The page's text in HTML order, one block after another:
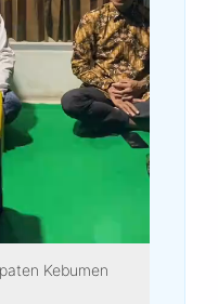
Kebumen